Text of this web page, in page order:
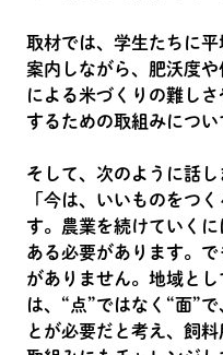
取材では、学生たちに
案内しながら、肥沃度
による米づくりの難し
するための取組みについ
そして、次のように話し
「今は、いいものをつ
す。農業を続けていく
ある必要があります。
がありません。地域と
は、“点”ではなく“面”
とが必要だと考え、飼